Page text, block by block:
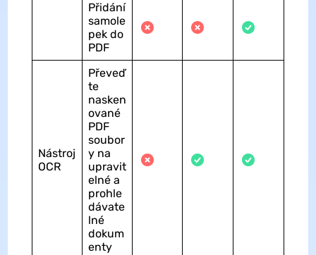
Přidání
samole
pek do
PDF
Nástroj
OCR
Převeď
te
nasken
ované
PDF
soubor
y na
upravit
elné a
prohle
dávate
lné
dokum
enty